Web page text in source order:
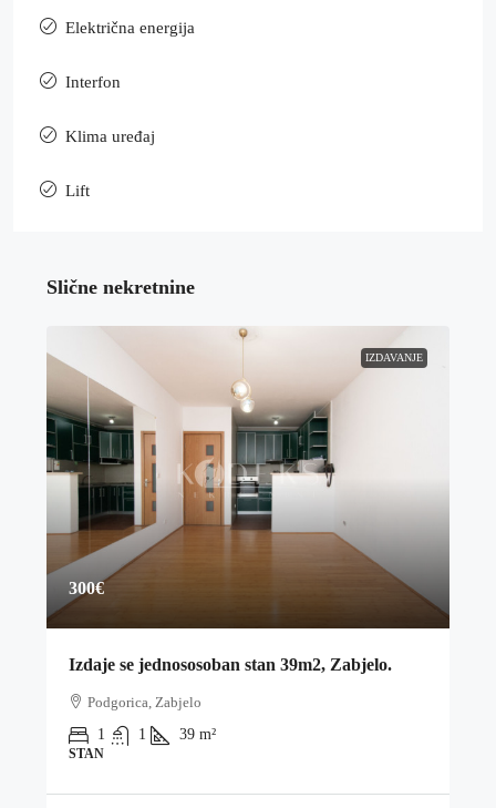
Električna energija
Interfon
Klima uređaj
Lift
Slične nekretnine
IZDAVANJE
300€
Izdaje se jednososoban stan 39m2, Zabjelo.
Podgorica, Zabjelo
1
1 39 m²
STAN